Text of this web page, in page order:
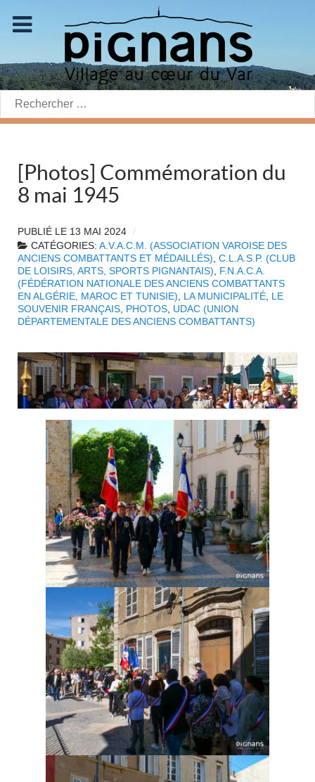
Rechercher:
[Photos] Commémoration du
8 mai 1945
PUBLIÉ LE 13 MAI 2024
CATÉGORIES: A.V.A.C.M. (ASSOCIATION VAROISE DES
ANCIENS COMBATTANTS ET MÉDAILLÉS), C.L.A.S.P. (CLUB
DE LOISIRS, ARTS, SPORTS PIGNANTAIS), F.N.A.C.A.
(FÉDÉRATION NATIONALE DES ANCIENS COMBATTANTS
EN ALGÉRIE, MAROC ET TUNISIE), LA MUNICIPALITÉ, LE
SOUVENIR FRANÇAIS, PHOTOS, UDAC (UNION
DÉPARTEMENTALE DES ANCIENS COMBATTANTS)